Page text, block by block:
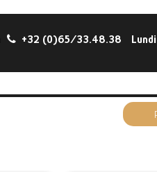
+32 (0)65/33.48.38